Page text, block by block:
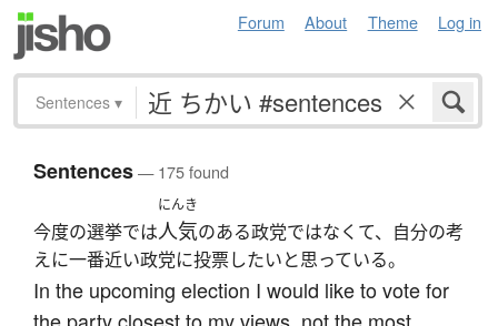
Forum About Theme Log in
Sentences ▾
Sentences— 175 found
今度の選挙では
にんき
人気のある政党ではなくて、自分の考
えに一番近い政党に投票したいと思っている。
In the upcoming election I would like to vote for